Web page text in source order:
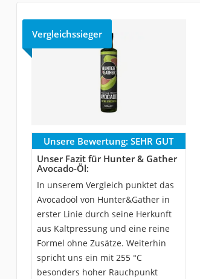
Vergleichssieger
Unsere Bewertung: SEHR GUT
Unser Fazit für Hunter & Gather
Avocado-Öl:
In unserem Vergleich punktet das
Avocadoöl von Hunter&Gather in
erster Linie durch seine Herkunft
aus Kaltpressung und eine reine
Formel ohne Zusätze. Weiterhin
spricht uns ein mit 255 °C
besonders hoher Rauchpunkt